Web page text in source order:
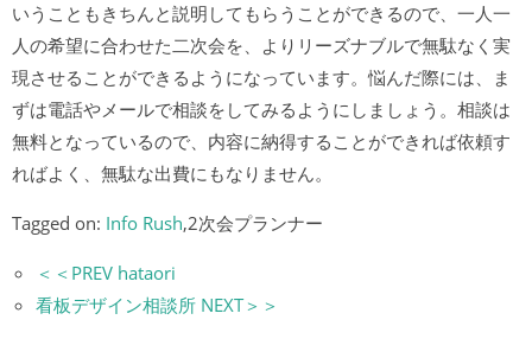
いうこともきちんと説明してもらうことができるので、一人一
人の希望に合わせた二次会を、よりリーズナブルで無駄なく実
現させることができるようになっています。悩んだ際には、ま
ずは電話やメールで相談をしてみるようにしましょう。相談は
無料となっているので、内容に納得することができれば依頼す
ればよく、無駄な出費にもなりません。
Tagged on: Info Rush,2次会プランナー
＜＜PREV hataori
看板デザイン相談所 NEXT＞＞